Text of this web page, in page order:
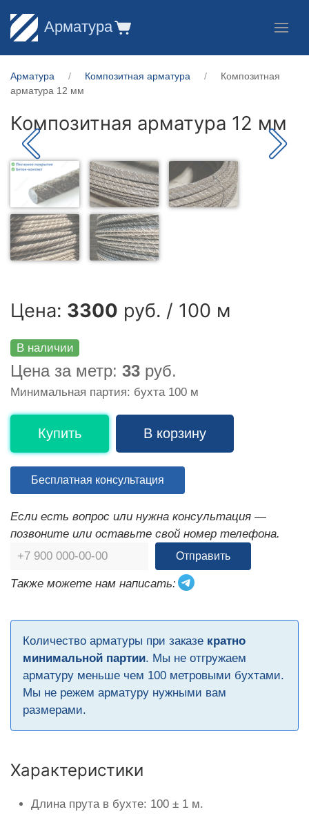
Арматура
Арматура Композитная арматура
Композитная
арматура 12 мм
Композитная арматура 12 мм
Цена: 3300 руб. / 100 м
В наличии
Цена за метр: 33 руб.
Минимальная партия: бухта 100 м
Купить В корзину
Бесплатная консультация
Если есть вопрос или нужна консультация —
позвоните или оставьте свой номер телефона.
Отправить
Также можете нам написать:
Количество арматуры при заказе кратно
минимальной партии. Мы не отгружаем
арматуру меньше чем 100 метровыми бухтами.
Мы не режем арматуру нужными вам
размерами.
Характеристики
Длина прута в бухте: 100 ± 1 м.